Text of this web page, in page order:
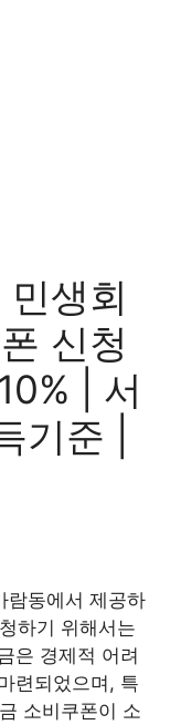
생회
신청
| 서
준 |
람동에서 제공하
하기 위해서는
은 경제적 어려
련되었으며, 특
소비쿠폰이 소